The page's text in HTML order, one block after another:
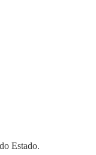
Estado.